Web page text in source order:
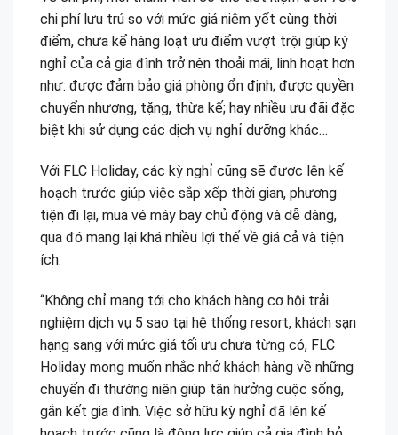
chi phí lưu trú so với mức giá niêm yết cùng thời
điểm, chưa kể hàng loạt ưu điểm vượt trội giúp kỳ
nghỉ của cả gia đình trở nên thoải mái, linh hoạt hơn
như: được đảm bảo giá phòng ổn định; được quyền
chuyển nhượng, tặng, thừa kế; hay nhiều ưu đãi đặc
biệt khi sử dụng các dịch vụ nghỉ dưỡng khác…
Với FLC Holiday, các kỳ nghỉ cũng sẽ được lên kế
hoạch trước giúp việc sắp xếp thời gian, phương
tiện đi lại, mua vé máy bay chủ động và dễ dàng,
qua đó mang lại khá nhiều lợi thế về giá cả và tiện
ích.
“Không chỉ mang tới cho khách hàng cơ hội trải
nghiệm dịch vụ 5 sao tại hệ thống resort, khách sạn
hạng sang với mức giá tối ưu chưa từng có, FLC
Holiday mong muốn nhắc nhở khách hàng về những
chuyến đi thường niên giúp tận hưởng cuộc sống,
gắn kết gia đình. Việc sở hữu kỳ nghỉ đã lên kế